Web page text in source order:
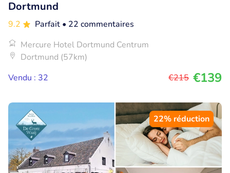
Dortmund
9.2 Parfait • 22 commentaires
Mercure Hotel Dortmund Centrum
Dortmund (57km)
Vendu : 32
€215 €139
22% réduction